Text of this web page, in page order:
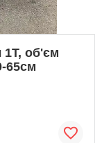
1Т, об'єм
65см